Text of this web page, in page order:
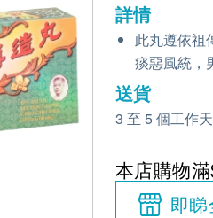
詳情
此丸遵依祖
痰惡風統，
送貨
3 至 5 個工作
本店購物
即